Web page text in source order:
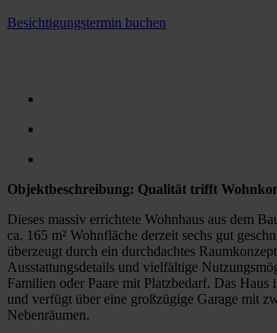
Besichtigungstermin buchen
Objektbeschreibung: Qualität trifft
Dieses massiv errichtete Wohnhaus aus dem
ca. 165 m² Wohnfläche derzeit sechs gut
überzeugt durch ein durchdachtes
Ausstattungsdetails und vielfältige
Familien oder Paare mit Platzbedarf. Das Haus
und verfügt über eine großzügige Garage mit
Nebenräumen.